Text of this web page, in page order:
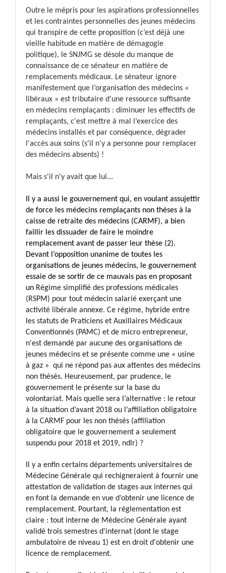
Outre le mépris pour les aspirations professionnelles
et les contraintes personnelles des jeunes médecins
qui transpire de cette proposition (c’est déjà une
vieille habitude en matière de démagogie
politique), le SNJMG se désole du manque de
connaissance de ce sénateur en matière de
remplacements médicaux. Le sénateur ignore
manifestement que l’organisation des médecins «
libéraux » est tributaire d’une ressource suffisante
en médecins remplaçants : diminuer les effectifs de
remplaçants, c'est mettre à mal l’exercice des
médecins installés et par conséquence, dégrader
l'accès aux soins (s'il n'y a personne pour remplacer
des médecins absents) !
Mais s'il n'y avait que lui...
Il y a aussi le gouvernement qui, en voulant assujettir
de force les médecins remplaçants non thèses à la
caisse de retraite des médecins (CARMF), a bien
faillir les dissuader de faire le moindre
remplacement avant de passer leur thèse (2).
Devant l’opposition unanime de toutes les
organisations de jeunes médecins, le gouvernement
essaie de se sortir de ce mauvais pas en proposant
un Régime simplifié des professions médicales
(RSPM) pour tout médecin salarié exerçant une
activité libérale annexe. Ce régime, hybride entre
les statuts de Praticiens et Auxillaires Médicaux
Conventionnés (PAMC) et de micro entrepreneur,
n'est demandé par aucune des organisations de
jeunes médecins et se présente comme une « usine
à gaz » qui ne répond pas aux attentes des médecins
non thésés. Heureusement, par prudence, le
gouvernement le présente sur la base du
volontariat. Mais quelle sera l’alternative : le retour
à la situation d’avant 2018 ou l’affiliation obligatoire
à la CARMF pour les non thésés (affiliation
obligatoire que le gouvernement a seulement
suspendu pour 2018 et 2019, ndlr) ?
Il y a enfin certains départements universitaires de
Médecine Générale qui rechigneraient à fournir une
attestation de validation de stages aux internes qui
en font la demande en vue d’obtenir une licence de
remplacement. Pourtant, la réglementation est
claire : tout interne de Médecine Générale ayant
validé trois semestres d'internat (dont le stage
ambulatoire de niveau 1) est en droit d'obtenir une
licence de remplacement.